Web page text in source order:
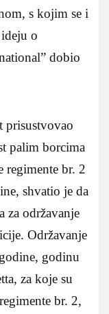
s kojim se i
o
dobio
prisustvovao
palim borcima
regimente br. 2
shvatio je da
za održavanje
Održavanje
godinu
za koje su
br. 2,